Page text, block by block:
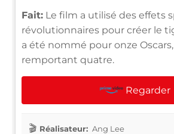
Fait: Le film a utilisé des effets
révolutionnaires pour créer le
a été nommé pour onze
remportant quatre.
Regarder
Réalisateur: Ang Lee